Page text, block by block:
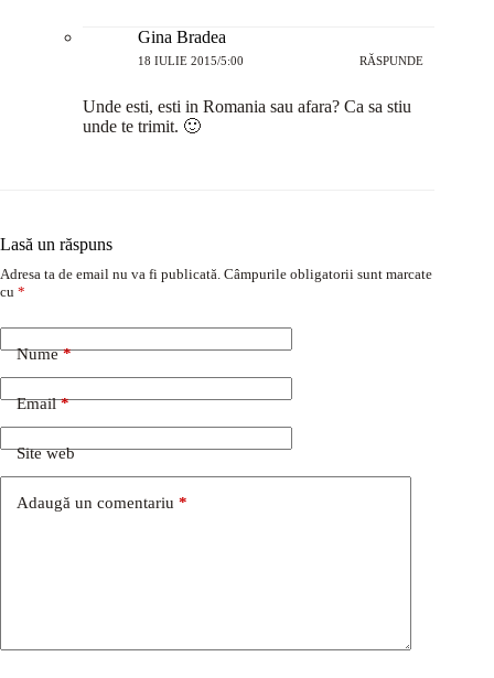
Gina Bradea
18 IULIE 2015/5:00 RĂSPUNDE
Unde esti, esti in Romania sau afara? Ca sa stiu
unde te trimit. 🙂
Lasă un răspuns
Adresa ta de email nu va fi publicată. Câmpurile obligatorii sunt marcate
cu *
Nume*
Email*
Site web
Adaugă un comentariu *